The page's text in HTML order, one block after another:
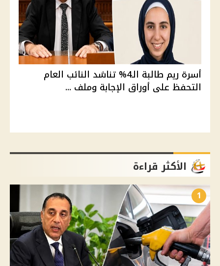
أسرة ريم طالبة الـ4% تناشد النائب العام
التحفظ على أوراق الإجابة وملف ...
الأكثر قراءة
1